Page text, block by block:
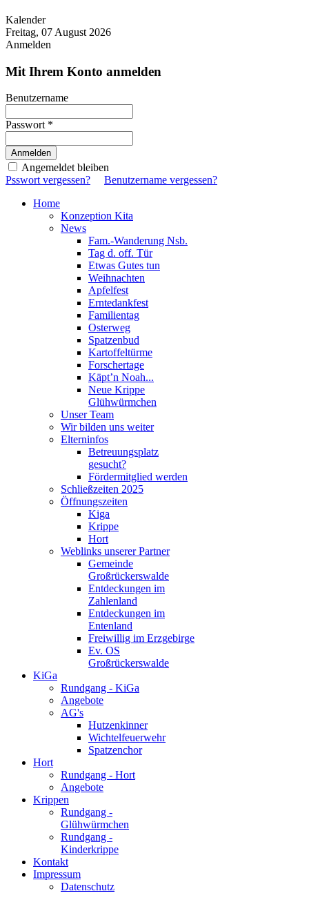
Kalender
Freitag, 07 August 2026
Anmelden
Mit Ihrem Konto anmelden
Benutzername
Passwort *
Angemeldet bleiben
Psswort vergessen?
Benutzername vergessen?
Home
Konzeption Kita
News
Fam.-Wanderung Nsb.
Tag d. off. Tür
Etwas Gutes tun
Weihnachten
Apfelfest
Erntedankfest
Familientag
Osterweg
Spatzenbud
Kartoffeltürme
Forschertage
Käpt’n Noah...
Neue Krippe
Glühwürmchen
Unser Team
Wir bilden uns weiter
Elterninfos
Betreuungsplatz
gesucht?
Fördermitglied werden
Schließzeiten 2025
Öffnungszeiten
Kiga
Krippe
Hort
Weblinks unserer Partner
Gemeinde
Großrückerswalde
Entdeckungen im
Zahlenland
Entdeckungen im
Entenland
Freiwillig im Erzgebirge
Ev. OS
Großrückerswalde
KiGa
Rundgang - KiGa
Angebote
AG's
Hutzenkinner
Wichtelfeuerwehr
Spatzenchor
Hort
Rundgang - Hort
Angebote
Krippen
Rundgang -
Glühwürmchen
Rundgang -
Kinderkrippe
Kontakt
Impressum
Datenschutz